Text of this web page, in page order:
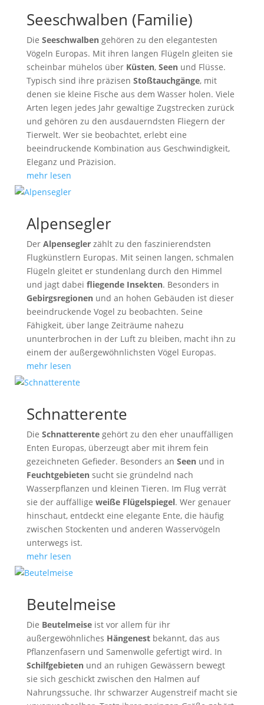
Seeschwalben (Familie)
Die Seeschwalbengehören zu den elegantesten
Vögeln Europas. Mit ihren langen Flügeln gleiten sie
scheinbar mühelos über Küsten, Seenund Flüsse.
Typisch sind ihre präzisen Stoßtauchgänge, mit
denen sie kleine Fische aus dem Wasser holen. Viele
Arten legen jedes Jahr gewaltige Zugstrecken zurück
und gehören zu den ausdauerndsten Fliegern der
Tierwelt. Wer sie beobachtet, erlebt eine
beeindruckende Kombination aus Geschwindigkeit,
Eleganz und Präzision.
mehr lesen
Alpensegler
Der Alpenseglerzählt zu den faszinierendsten
Flugkünstlern Europas. Mit seinen langen, schmalen
Flügeln gleitet er stundenlang durch den Himmel
und jagt dabei fliegende Insekten. Besonders in
Gebirgsregionenund an hohen Gebäuden ist dieser
beeindruckende Vogel zu beobachten. Seine
Fähigkeit, über lange Zeiträume nahezu
ununterbrochen in der Luft zu bleiben, macht ihn zu
einem der außergewöhnlichsten Vögel Europas.
mehr lesen
Schnatterente
Die Schnatterentegehört zu den eher unauffälligen
Enten Europas, überzeugt aber mit ihrem fein
gezeichneten Gefieder. Besonders an Seenund in
Feuchtgebietensucht sie gründelnd nach
Wasserpflanzen und kleinen Tieren. Im Flug verrät
sie der auffällige weiße Flügelspiegel. Wer genauer
hinschaut, entdeckt eine elegante Ente, die häufig
zwischen Stockenten und anderen Wasservögeln
unterwegs ist.
mehr lesen
Beutelmeise
Die Beutelmeiseist vor allem für ihr
außergewöhnliches Hängenestbekannt, das aus
Pflanzenfasern und Samenwolle gefertigt wird. In
Schilfgebietenund an ruhigen Gewässern bewegt
sie sich geschickt zwischen den Halmen auf
Nahrungssuche. Ihr schwarzer Augenstreif macht sie